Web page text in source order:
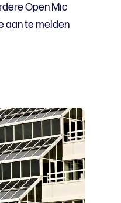
Open Mic
aan te melden